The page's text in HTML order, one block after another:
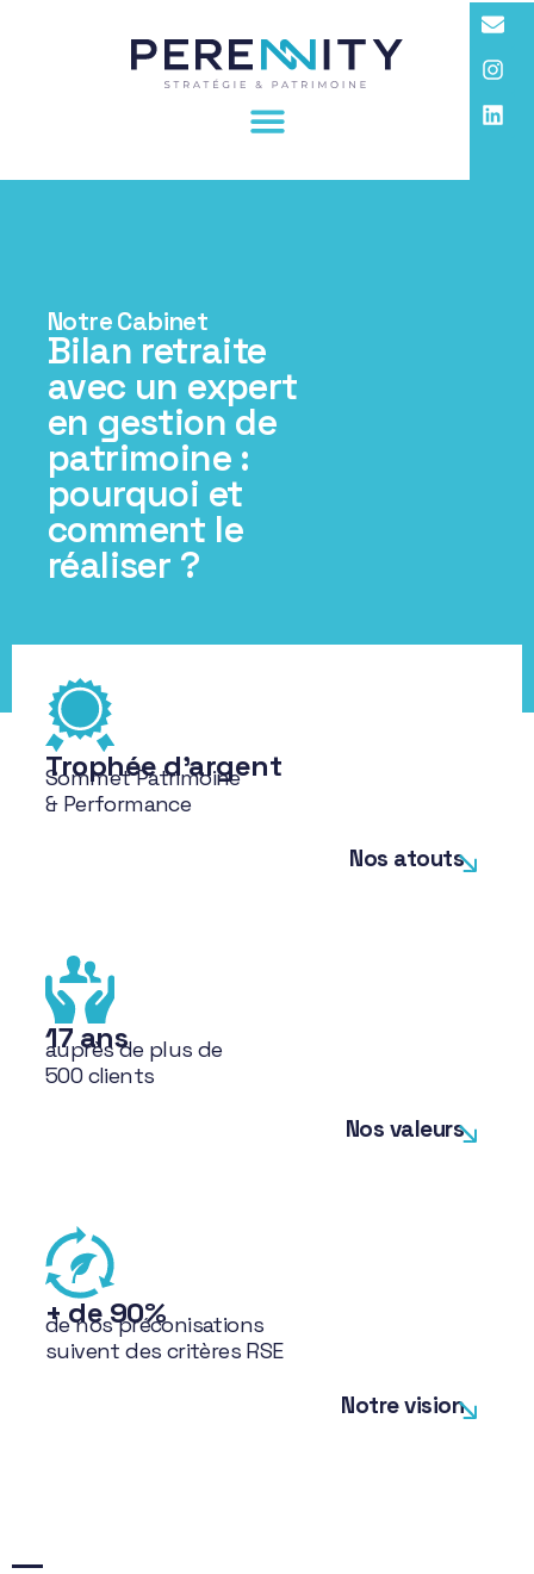
Notre Cabinet
Bilan retraite
avec un expert
en gestion de
patrimoine :
pourquoi et
comment le
réaliser ?
Trophée d'argent
Sommet Patrimoine
& Performance
Nos atouts
17 ans
auprès de plus de
500 clients
Nos valeurs
+ de 90%
de nos préconisations
suivent des critères RSE
Notre vision